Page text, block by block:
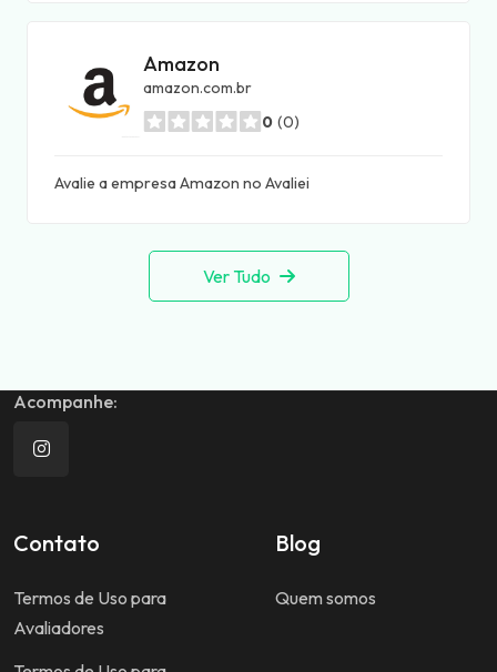
Amazon
amazon.com.br
0 (0)
Avalie a empresa Amazon no Avaliei
Ver Tudo
Acompanhe:
Contato
Termos de Uso para
Avaliadores
Blog
Quem somos